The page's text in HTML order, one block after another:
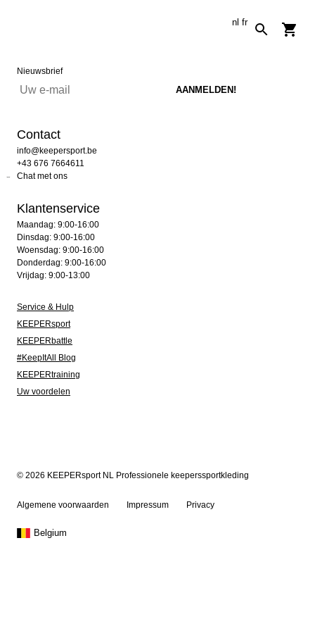
nl fr
Nieuwsbrief
Contact
info@keepersport.be
+43 676 7664611
Chat met ons
Klantenservice
Maandag: 9:00-16:00
Dinsdag: 9:00-16:00
Woensdag: 9:00-16:00
Donderdag: 9:00-16:00
Vrijdag: 9:00-13:00
Service & Hulp
KEEPERsport
KEEPERbattle
#KeepItAll Blog
KEEPERtraining
Uw voordelen
© 2026 KEEPERsport NL Professionele keeperssportkleding
Algemene voorwaarden Impressum Privacy
Belgium